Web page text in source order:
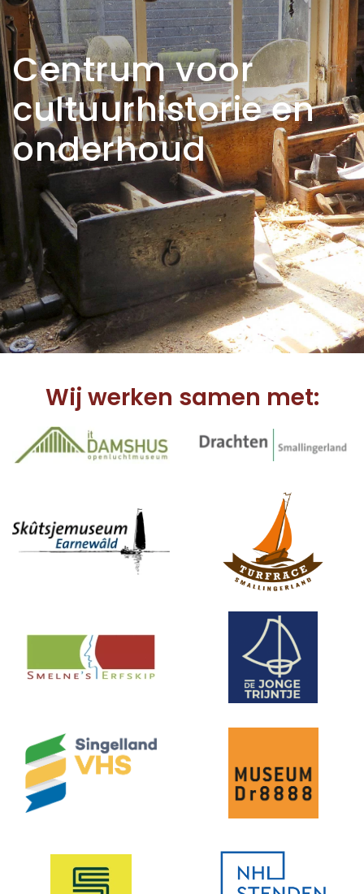
Centrum voor
cultuurhistorie en
onderhoud
Wij werken samen met: